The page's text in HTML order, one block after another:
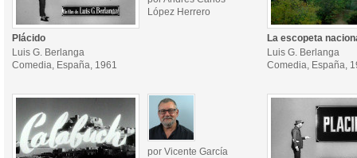
López Herrero
Plácido
Luis G. Berlanga
Comedia, España, 1961
La escopeta
Luis G. Berlanga
Comedia, España,
por Vicente García